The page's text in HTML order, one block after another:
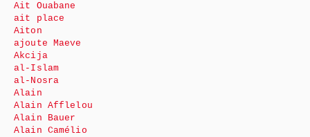
Ait Ouabane
ait place
Aiton
ajoute Maeve
Akcija
al-Islam
al-Nosra
Alain
Alain Afflelou
Alain Bauer
Alain Camélio